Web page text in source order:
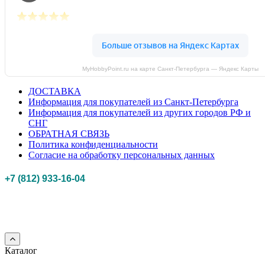
MyHobbyPoint.ru на карте Санкт‑Петербурга — Яндекс Карты
ДОСТАВКА
Информация для покупателей из Санкт-Петербурга
Информация для покупателей из других городов РФ и
СНГ
ОБРАТНАЯ СВЯЗЬ
Политика конфиденциальности
Согласие на обработку персональных данных
+7 (812) 933-16-04
Каталог